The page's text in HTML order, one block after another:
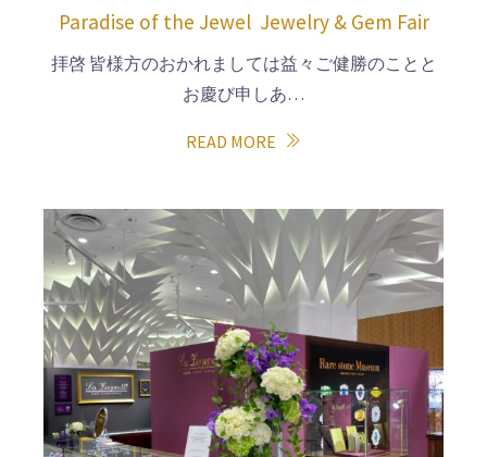
Paradise of the Jewel Jewelry & Gem Fair
拝啓 皆様方のおかれましては益々ご健勝のことと
お慶び申しあ…
READ MORE